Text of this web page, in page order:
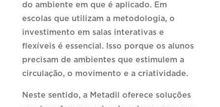
do ambiente em que é aplicado. Em
escolas que utilizam a metodologia, o
investimento em salas interativas e
flexíveis é essencial. Isso porque os alunos
precisam de ambientes que estimulem a
circulação, o movimento e a criatividade.
Neste sentido, a Metadil oferece soluções